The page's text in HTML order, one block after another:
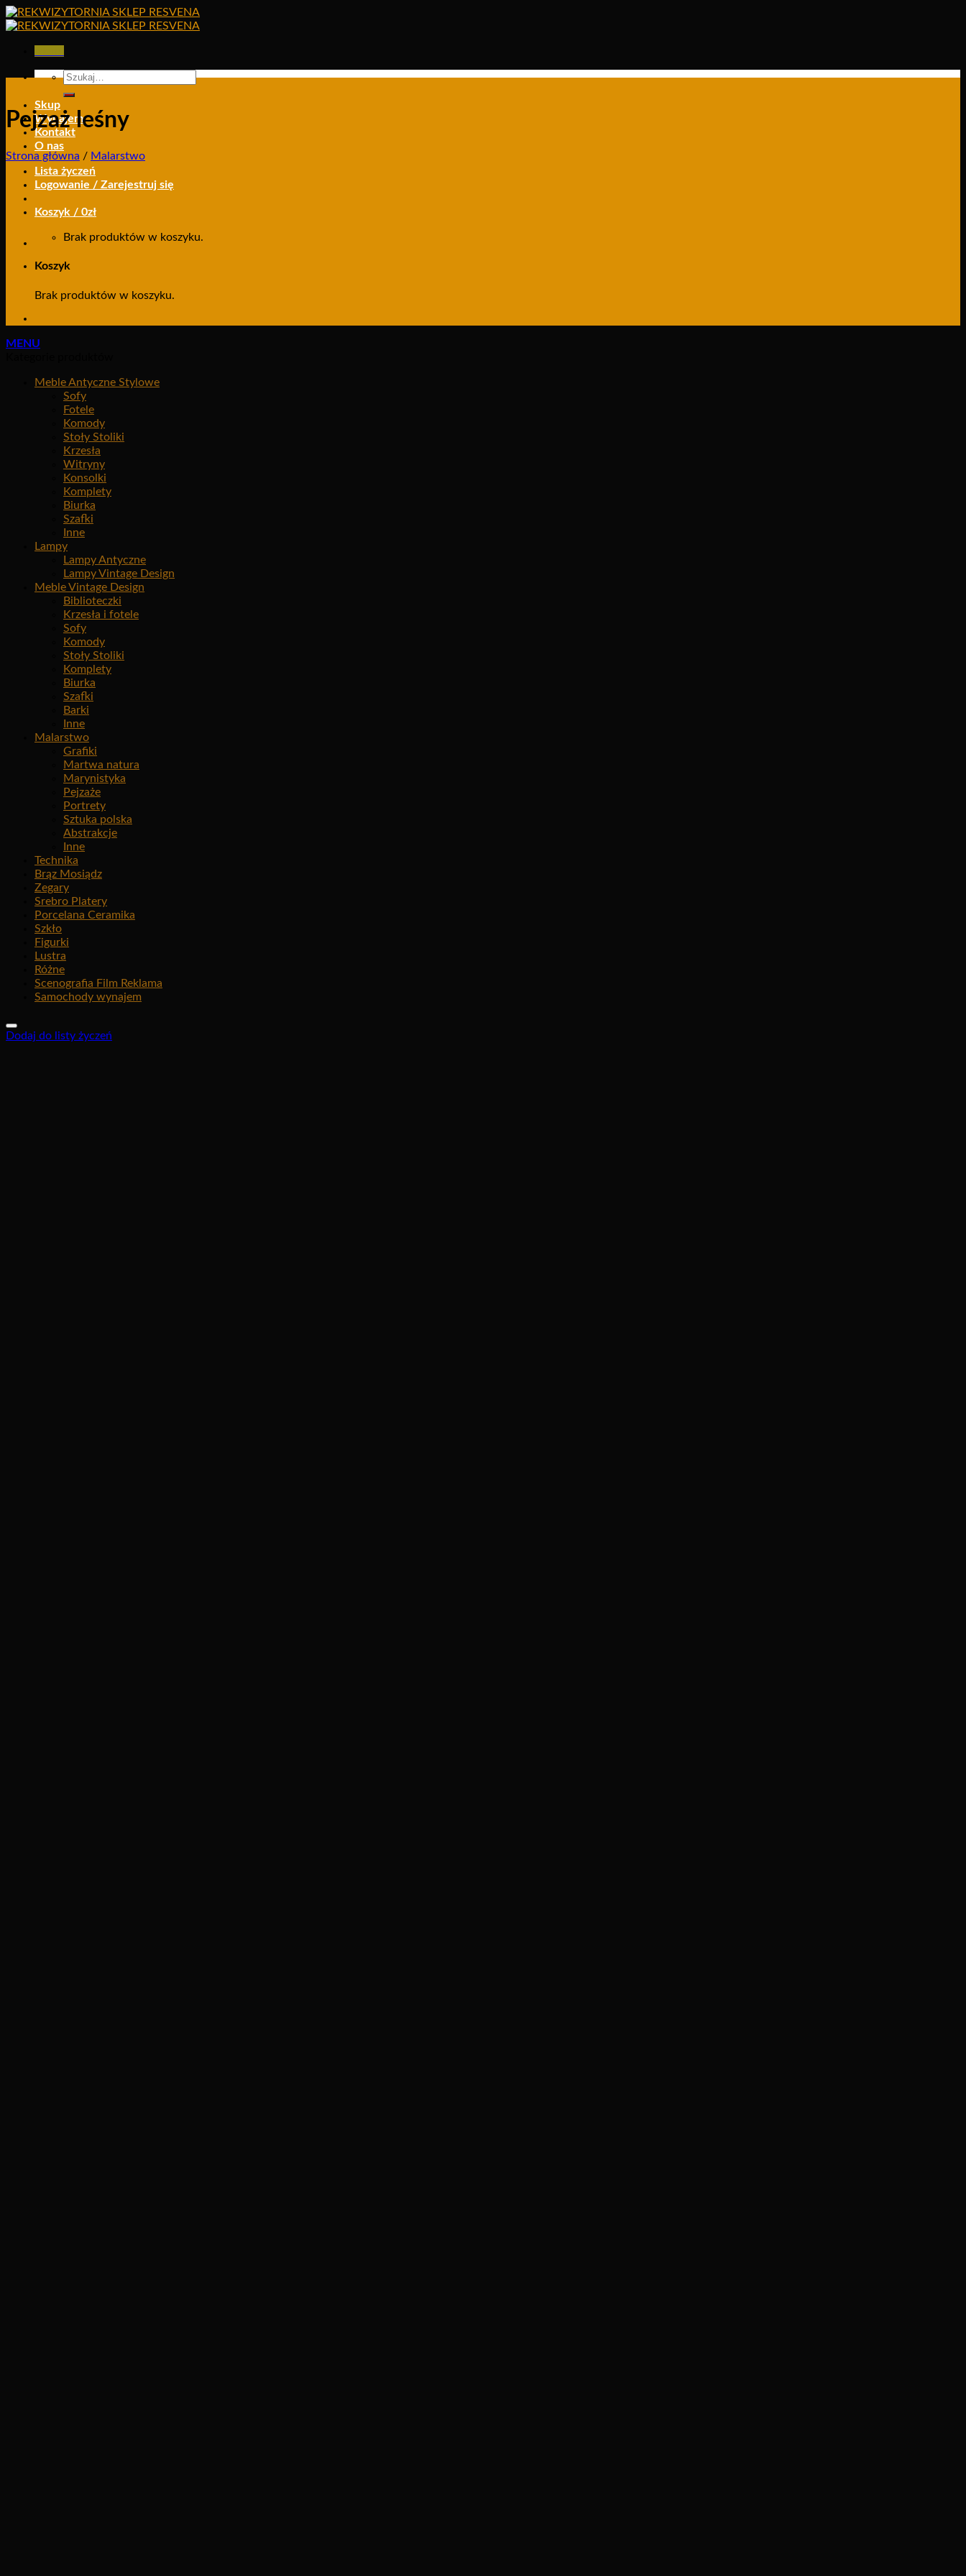
Skip
to
Szukaj:
Skup
Wynajem
Kontakt
O nas
Lista życzeń
Logowanie / Zarejestruj się
Koszyk / 0zł
Brak produktów w koszyku.
Koszyk
Brak produktów w koszyku.
Pejzaż leśny
Strona główna / Malarstwo
MENU
Meble Antyczne Stylowe
Sofy
Fotele
Komody
Stoły Stoliki
Krzesła
Witryny
Konsolki
Komplety
Biurka
Szafki
Inne
Lampy
Lampy Antyczne
Lampy Vintage Design
Meble Vintage Design
Biblioteczki
Krzesła i fotele
Sofy
Komody
Stoły Stoliki
Komplety
Biurka
Szafki
Barki
Inne
Malarstwo
Grafiki
Martwa natura
Marynistyka
Pejzaże
Portrety
Sztuka polska
Abstrakcje
Inne
Technika
Brąz Mosiądz
Zegary
Srebro Platery
Porcelana Ceramika
Szkło
Figurki
Lustra
Różne
Scenografia Film Reklama
Samochody wynajem
Dodaj do listy życzeń